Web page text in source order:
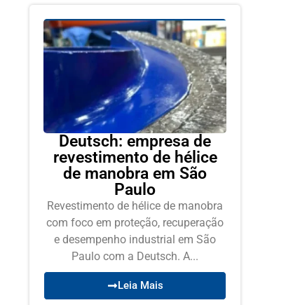
Deutsch: empresa de
revestimento de hélice
de manobra em São
Paulo
Revestimento de hélice de manobra
com foco em proteção, recuperação
e desempenho industrial em São
Paulo com a Deutsch. A...
Leia Mais